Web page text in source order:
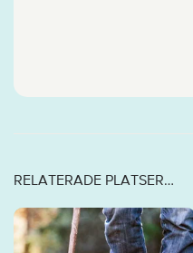
RELATERADE PLATSER…